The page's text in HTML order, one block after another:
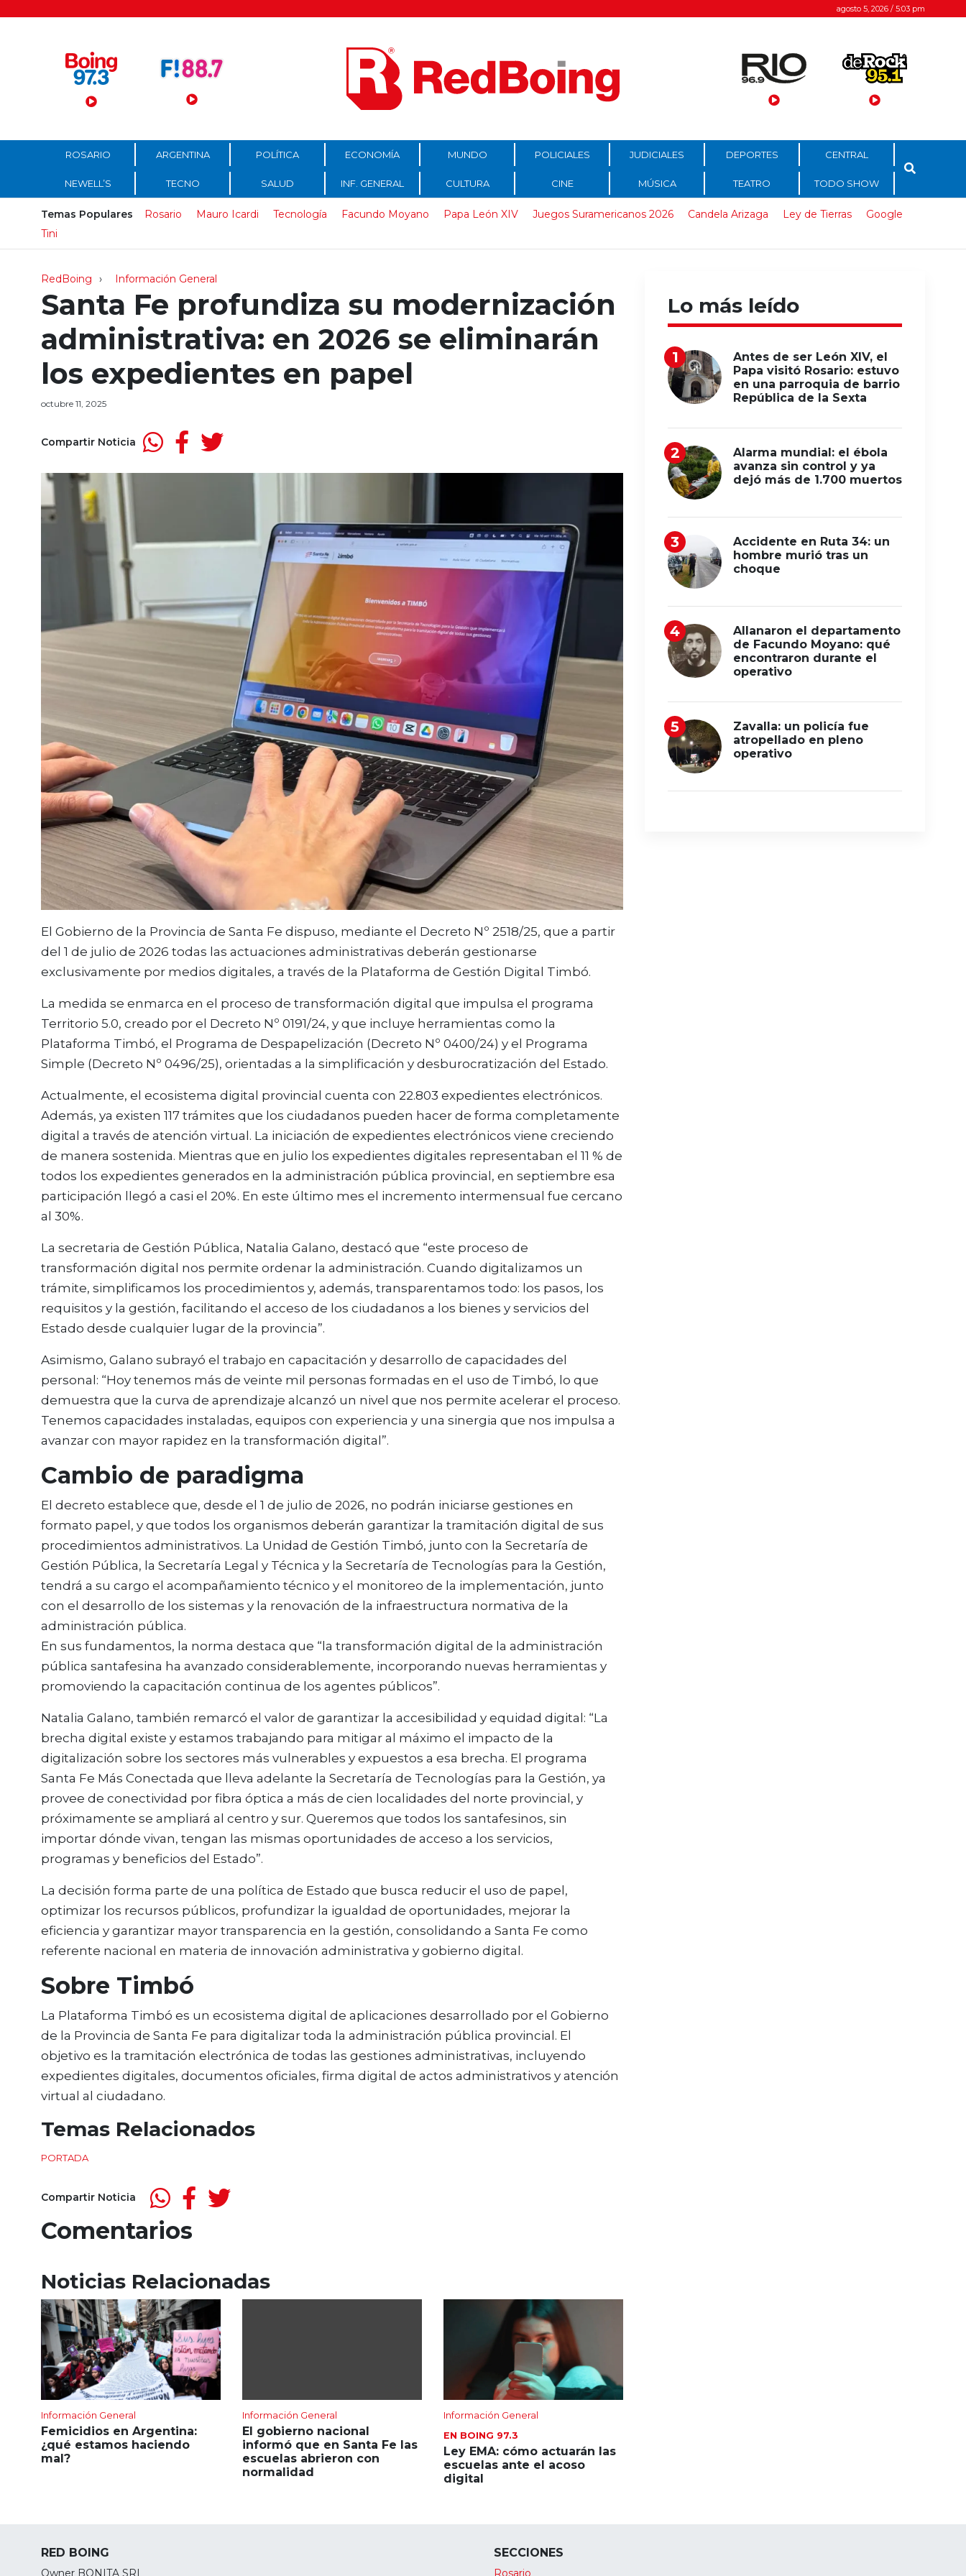
Menú Principal agosto 5, 2026 / 5:03 pm
ROSARIO ARGENTINA POLÍTICA ECONOMÍA MUNDO POLICIALES JUDICIALES DEPORTES CENTRAL
NEWELL’S TECNO SALUD INF. GENERAL CULTURA CINE MÚSICA TEATRO TODO SHOW
Temas Populares Rosario Mauro Icardi Tecnología Facundo Moyano Papa León XIV Juegos Suramericanos 2026 Candela Arizaga Ley de Tierras
Google
Tini
RedBoing Información General
Santa Fe profundiza su modernización
administrativa: en 2026 se eliminarán
los expedientes en papel
octubre 11, 2025
Compartir Noticia
El Gobierno de la Provincia de Santa Fe dispuso, mediante el Decreto Nº 2518/25, que a partir
del 1 de julio de 2026 todas las actuaciones administrativas deberán gestionarse
exclusivamente por medios digitales, a través de la Plataforma de Gestión Digital Timbó.
La medida se enmarca en el proceso de transformación digital que impulsa el programa
Territorio 5.0, creado por el Decreto Nº 0191/24, y que incluye herramientas como la
Plataforma Timbó, el Programa de Despapelización (Decreto Nº 0400/24) y el Programa
Simple (Decreto Nº 0496/25), orientadas a la simplificación y desburocratización del Estado.
Actualmente, el ecosistema digital provincial cuenta con 22.803 expedientes electrónicos.
Además, ya existen 117 trámites que los ciudadanos pueden hacer de forma completamente
digital a través de atención virtual. La iniciación de expedientes electrónicos viene creciendo
de manera sostenida. Mientras que en julio los expedientes digitales representaban el 11 % de
todos los expedientes generados en la administración pública provincial, en septiembre esa
participación llegó a casi el 20%. En este último mes el incremento intermensual fue cercano
al 30%.
La secretaria de Gestión Pública, Natalia Galano, destacó que “este proceso de
transformación digital nos permite ordenar la administración. Cuando digitalizamos un
trámite, simplificamos los procedimientos y, además, transparentamos todo: los pasos, los
requisitos y la gestión, facilitando el acceso de los ciudadanos a los bienes y servicios del
Estado desde cualquier lugar de la provincia”.
Asimismo, Galano subrayó el trabajo en capacitación y desarrollo de capacidades del
personal: “Hoy tenemos más de veinte mil personas formadas en el uso de Timbó, lo que
demuestra que la curva de aprendizaje alcanzó un nivel que nos permite acelerar el proceso.
Tenemos capacidades instaladas, equipos con experiencia y una sinergia que nos impulsa a
avanzar con mayor rapidez en la transformación digital”.
Cambio de paradigma
El decreto establece que, desde el 1 de julio de 2026, no podrán iniciarse gestiones en
formato papel, y que todos los organismos deberán garantizar la tramitación digital de sus
procedimientos administrativos. La Unidad de Gestión Timbó, junto con la Secretaría de
Gestión Pública, la Secretaría Legal y Técnica y la Secretaría de Tecnologías para la Gestión,
tendrá a su cargo el acompañamiento técnico y el monitoreo de la implementación, junto
con el desarrollo de los sistemas y la renovación de la infraestructura normativa de la
administración pública.
En sus fundamentos, la norma destaca que “la transformación digital de la administración
pública santafesina ha avanzado considerablemente, incorporando nuevas herramientas y
promoviendo la capacitación continua de los agentes públicos”.
Natalia Galano, también remarcó el valor de garantizar la accesibilidad y equidad digital: “La
brecha digital existe y estamos trabajando para mitigar al máximo el impacto de la
digitalización sobre los sectores más vulnerables y expuestos a esa brecha. El programa
Santa Fe Más Conectada que lleva adelante la Secretaría de Tecnologías para la Gestión, ya
provee de conectividad por fibra óptica a más de cien localidades del norte provincial, y
próximamente se ampliará al centro y sur. Queremos que todos los santafesinos, sin
importar dónde vivan, tengan las mismas oportunidades de acceso a los servicios,
programas y beneficios del Estado”.
La decisión forma parte de una política de Estado que busca reducir el uso de papel,
optimizar los recursos públicos, profundizar la igualdad de oportunidades, mejorar la
eficiencia y garantizar mayor transparencia en la gestión, consolidando a Santa Fe como
referente nacional en materia de innovación administrativa y gobierno digital.
Sobre Timbó
La Plataforma Timbó es un ecosistema digital de aplicaciones desarrollado por el Gobierno
de la Provincia de Santa Fe para digitalizar toda la administración pública provincial. El
objetivo es la tramitación electrónica de todas las gestiones administrativas, incluyendo
expedientes digitales, documentos oficiales, firma digital de actos administrativos y atención
virtual al ciudadano.
Temas Relacionados
PORTADA
Compartir Noticia
Comentarios
Noticias Relacionadas
Información General
Femicidios en Argentina:
¿qué estamos haciendo
mal?
Información General
El gobierno nacional
informó que en Santa Fe las
escuelas abrieron con
normalidad
Información General
EN BOING 97.3
Ley EMA: cómo actuarán las
escuelas ante el acoso
digital
Lo más leído
Antes de ser León XIV, el
Papa visitó Rosario: estuvo
en una parroquia de barrio
República de la Sexta
Alarma mundial: el ébola
avanza sin control y ya
dejó más de 1.700 muertos
Accidente en Ruta 34: un
hombre murió tras un
choque
Allanaron el departamento
de Facundo Moyano: qué
encontraron durante el
operativo
Zavalla: un policía fue
atropellado en pleno
operativo
RED BOING
Owner BONITA SRL
SECCIONES
Rosario